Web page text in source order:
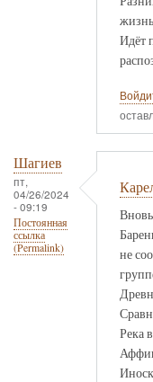
Идёт
Шагиев
пт,
04/26/2024
- 09:19
Постоянная
ссылка
(Permalink)
не
Река